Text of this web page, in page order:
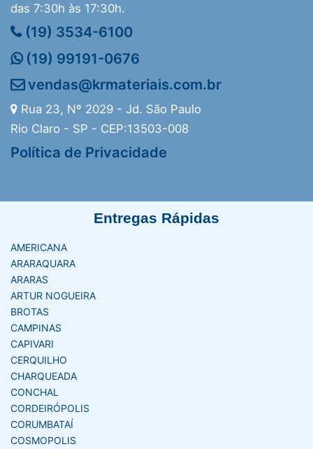
das 7:30h às 17:30h.
(19) 3534-6100
(19) 99191-0676
vendas@krmateriais.com.br
Rua 23, Nº 2029 - Jd. São Paulo
Rio Claro - SP - CEP:13503-008
Política de Privacidade
Entregas Rápidas
AMERICANA
ARARAQUARA
ARARAS
ARTUR NOGUEIRA
BROTAS
CAMPINAS
CAPIVARI
CERQUILHO
CHARQUEADA
CONCHAL
CORDEIRÓPOLIS
CORUMBATAÍ
COSMOPOLIS